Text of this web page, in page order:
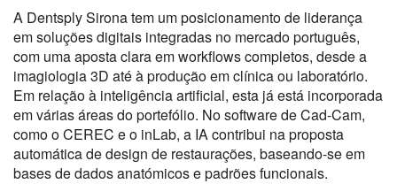
A Dentsply Sirona tem um posicionamento de liderança
em soluções digitais integradas no mercado português,
com uma aposta clara em workflows completos, desde a
imagiologia 3D até à produção em clínica ou laboratório.
Em relação à inteligência artificial, esta já está incorporada
em várias áreas do portefólio. No software de Cad-Cam,
como o CEREC e o inLab, a IA contribui na proposta
automática de design de restaurações, baseando-se em
bases de dados anatómicos e padrões funcionais.